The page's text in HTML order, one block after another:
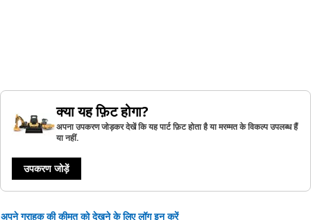
क्या यह फ़िट होगा?
अपना उपकरण जोड़कर देखें कि यह पार्ट फ़िट होता है या मरम्मत के विकल्प उपलब्ध हैं
या नहीं.
उपकरण जोड़ें
अपने ग्राहक की कीमत को देखने के लिए लॉग इन करें